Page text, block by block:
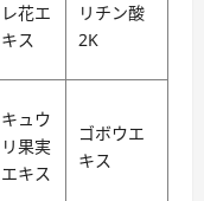
レ花エ
キス
リチン酸
2K
キュウ
リ果実
エキス
ゴボウエ
キス